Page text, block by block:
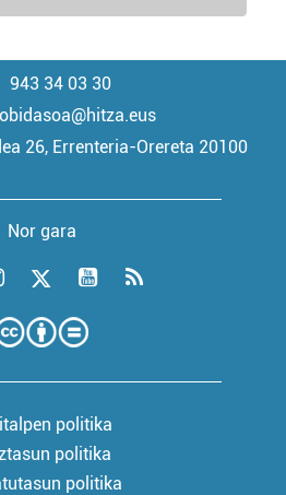
943 34 03 30
26, Errenteria-Orereta 20100
Nor gara
politika
politika
politika